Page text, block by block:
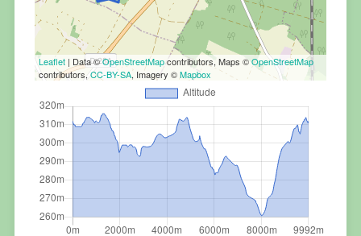
Leaflet| Data ©OpenStreetMapcontributors, Maps ©OpenStreetMap
contributors, CC-BY-SA, Imagery ©Mapbox